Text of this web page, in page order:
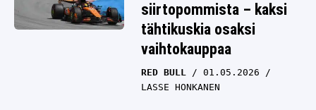
siirtopommista – kaksi
tähtikuskia osaksi
vaihtokauppaa
RED BULL
01.05.2026
LASSE HONKANEN